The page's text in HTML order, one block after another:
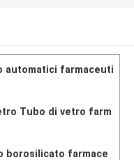
automatici farmaceuti
Tubo di vetro farm
borosilicato farmace